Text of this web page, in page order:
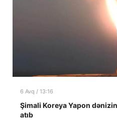
6 Avq / 13:16
Şimali Koreya Yapon
atıb